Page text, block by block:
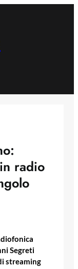
radio
Segreti
streaming